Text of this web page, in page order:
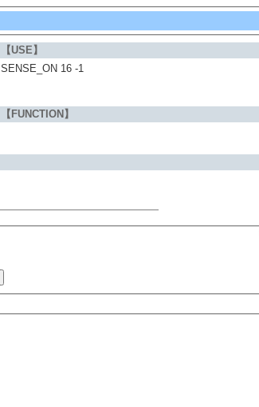
【USE】
SENSE_ON 16 -1
【FUNCTION】